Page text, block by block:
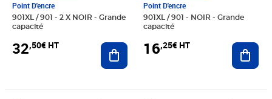
Point D'encre
901XL / 901 - 2 X NOIR - Grande
capacité
32,50€ HT Ajouter au panier
Point D'encre
901XL / 901 - NOIR - Grande
capacité
16,25€ HT